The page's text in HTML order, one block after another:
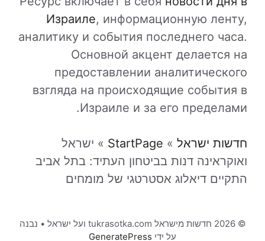
Израиле, информационную ленту,
аналитику и события последнего часа.
Основной акцент делается на
предоставлении аналитического
взгляда на происходящие события в
Израиле и за его пределами.
חדשות ישראל »
StartPage
» ישראל
ואוקראינה דנות בביטחון העתיד: בתל אביב
התקיים דיאלוג אסטרטגי של מומחים
© 2026 חדשות מישראל tukrasotka.com ועל ישראל
• נבנה
על ידי GeneratePress